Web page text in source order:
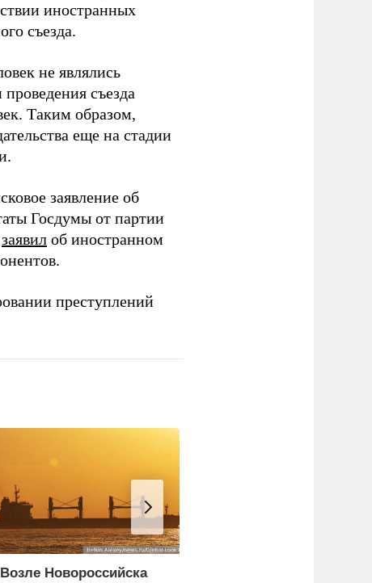
иностранных
съезда.
не являлись
съезда
Таким образом,
еще на стадии
заявление об
Госдумы от партии
заявил об иностранном
преступлений
Возле Новороссийска